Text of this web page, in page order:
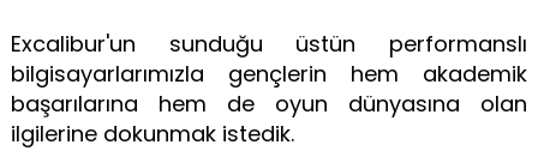
Excalibur'un sunduğu üstün performanslı
bilgisayarlarımızla gençlerin hem akademik
başarılarına hem de oyun dünyasına olan
ilgilerine dokunmak istedik.